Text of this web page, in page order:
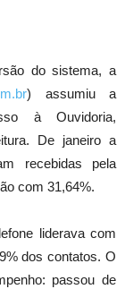
do sistema, a
) assumiu a
à Ouvidoria,
De janeiro a
recebidas pela
com 31,64%.
liderava com
dos contatos. O
passou de